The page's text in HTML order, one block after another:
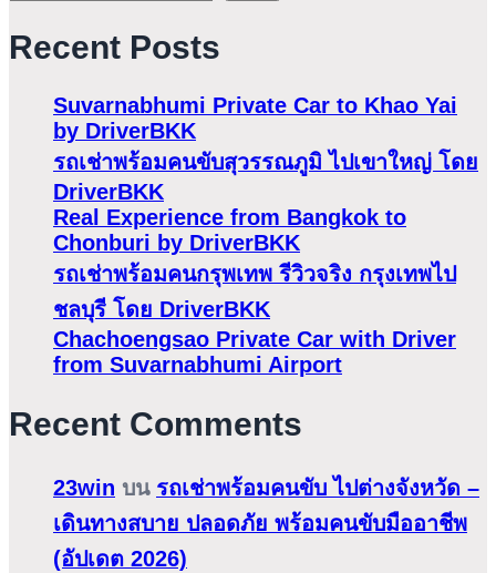
Recent Posts
Suvarnabhumi Private Car to Khao Yai
by DriverBKK
รถเช่าพร้อมคนขับสุวรรณภูมิ ไปเขาใหญ่ โดย
DriverBKK
Real Experience from Bangkok to
Chonburi by DriverBKK
รถเช่าพร้อมคนกรุพเทพ รีวิวจริง กรุงเทพไป
ชลบุรี โดย DriverBKK
Chachoengsao Private Car with Driver
from Suvarnabhumi Airport
Recent Comments
23win บน รถเช่าพร้อมคนขับ ไปต่างจังหวัด –
เดินทางสบาย ปลอดภัย พร้อมคนขับมืออาชีพ
(อัปเดต 2026)